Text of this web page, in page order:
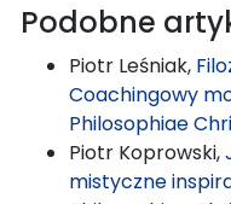
Podobne
Piotr Leśniak,
Coachingowy
Philosophiae
Piotr Koprowski,
mistyczne